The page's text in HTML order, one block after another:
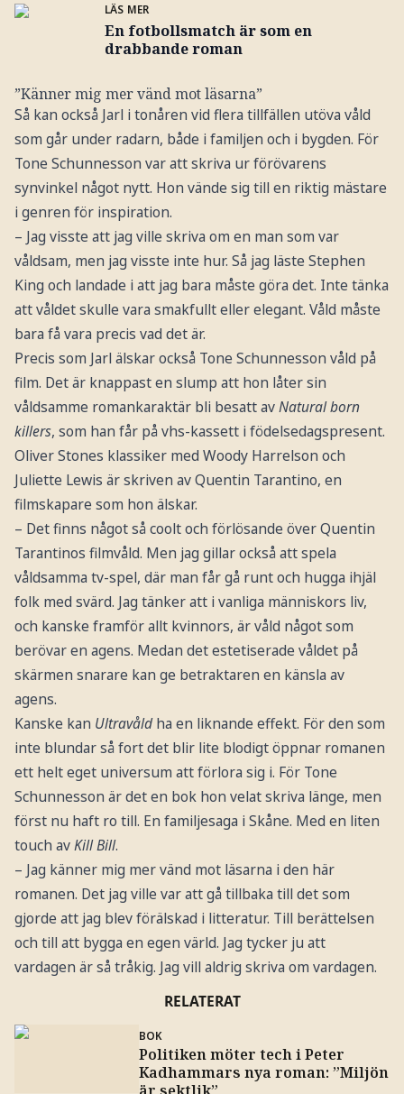
LÄS MER
En fotbollsmatch är som en
drabbande roman
”Känner mig mer vänd mot läsarna”
Så kan också Jarl i tonåren vid flera tillfällen utöva våld
som går under radarn, både i familjen och i bygden. För
Tone Schunnesson var att skriva ur förövarens
synvinkel något nytt. Hon vände sig till en riktig mästare
i genren för inspiration.
– Jag visste att jag ville skriva om en man som var
våldsam, men jag visste inte hur. Så jag läste Stephen
King och landade i att jag bara måste göra det. Inte tänka
att våldet skulle vara smakfullt eller elegant. Våld måste
bara få vara precis vad det är.
Precis som Jarl älskar också Tone Schunnesson våld på
film. Det är knappast en slump att hon låter sin
våldsamme romankaraktär bli besatt avNatural born
killers, som han får på vhs-kassett i födelsedagspresent.
Oliver Stones klassiker med Woody Harrelson och
Juliette Lewis är skriven av Quentin Tarantino, en
filmskapare som hon älskar.
– Det finns något så coolt och förlösande över Quentin
Tarantinos filmvåld. Men jag gillar också att spela
våldsamma tv-spel, där man får gå runt och hugga ihjäl
folk med svärd. Jag tänker att i vanliga människors liv,
och kanske framför allt kvinnors, är våld något som
berövar en agens. Medan det estetiserade våldet på
skärmen snarare kan ge betraktaren en känsla av
agens.
Kanske kan Ultravåldha en liknande effekt. För den som
inte blundar så fort det blir lite blodigt öppnar romanen
ett helt eget universum att förlora sig i. För Tone
Schunnesson är det en bok hon velat skriva länge, men
först nu haft ro till. En familjesaga i Skåne. Med en liten
touch avKill Bill.
– Jag känner mig mer vänd mot läsarna i den här
romanen. Det jag ville var att gå tillbaka till det som
gjorde att jag blev förälskad i litteratur. Till berättelsen
och till att bygga en egen värld. Jag tycker ju att
vardagen är så tråkig. Jag vill aldrig skriva om vardagen.
RELATERAT
BOK
Politiken möter tech i Peter
Kadhammars nya roman: ”Miljön